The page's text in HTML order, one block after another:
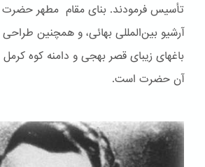
تأسیس فرمودند. بنای مقام مطهر
آرشیو بین‌المللی بهائی، و همچنین
باغهای زیبای قصر بهجی و دامنه کوه
آن حضرت است.